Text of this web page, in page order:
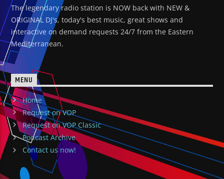
The legendary radio station is NOW back with NEW &
ORIGINAL DJ's, today's best music, great shows and
interactive on demand requests 24/7 from the Eastern
Mediterranean.
MENU
Home
Request on VOP
Request on VOP Classic
Podcast Archive
Contact us now!